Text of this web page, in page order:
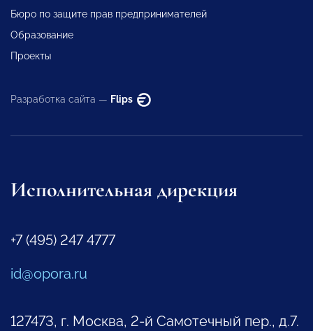
Бюро по защите прав предпринимателей
Образование
Проекты
Разработка сайта — Flips
Исполнительная дирекция
+7 (495) 247 4777
id@opora.ru
127473, г. Москва, 2-й Самотечный пер., д.7.